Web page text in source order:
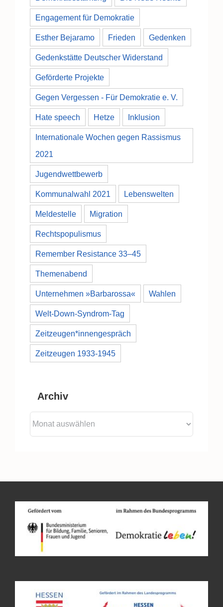
Engagement für Demokratie
Esther Bejaramo Frieden Gedenken
Gedenkstätte Deutscher Widerstand
Geförderte Projekte
Gegen Vergessen - Für Demokratie e. V.
Hate speech Hetze Inklusion
Internationale Wochen gegen Rassismus
2021
Jugendwettbewerb
Kommunalwahl 2021 Lebenswelten
Meldestelle Migration
Rechtspopulismus
Remember Resistance 33–45
Themenabend
Unternehmen »Barbarossa« Wahlen
Welt-Down-Syndrom-Tag
Zeitzeugen*innengespräch
Zeitzeugen 1933-1945
Archiv